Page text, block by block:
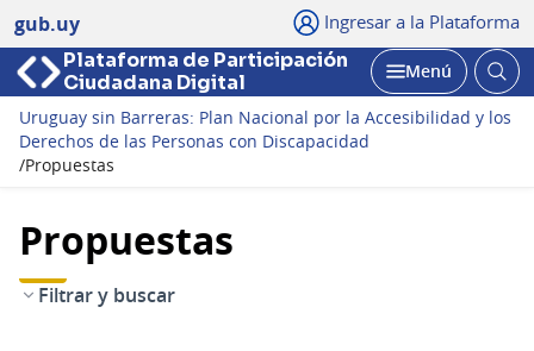
gub.uy Ingresar a la Plataforma
Plataforma de Participación
Ciudadana Digital
Abrir
Menú
Uruguay sin Barreras: Plan Nacional por la Accesibilidad y los
Derechos de las Personas con Discapacidad
/Propuestas
Propuestas
Filtrar y buscar